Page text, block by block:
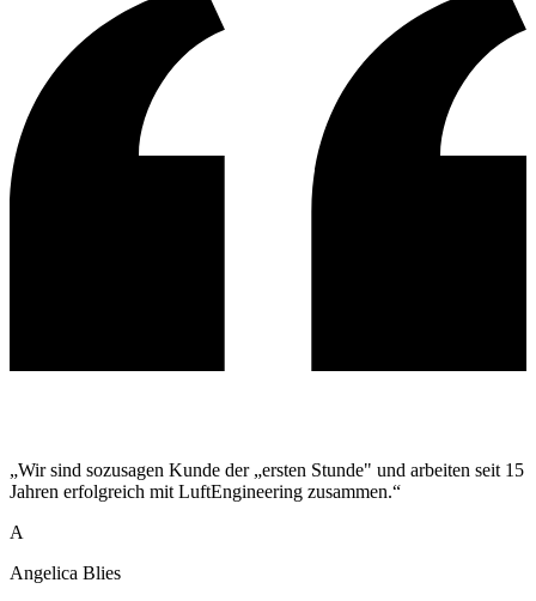
„Wir sind sozusagen Kunde der „ersten Stunde" und arbeiten seit 15
Jahren erfolgreich mit LuftEngineering zusammen.“
A
Angelica Blies